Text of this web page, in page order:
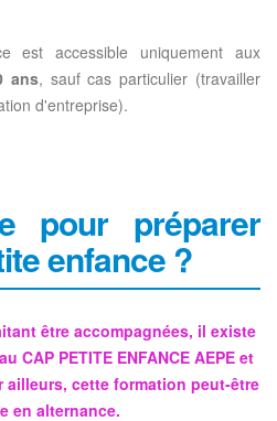
est accessible uniquement aux
ans, sauf cas particulier (travailler
d'entreprise).
pour préparer
enfance ?
être accompagnées, il existe
CAP PETITE ENFANCE AEPE et
ailleurs, cette formation peut-être
en alternance.